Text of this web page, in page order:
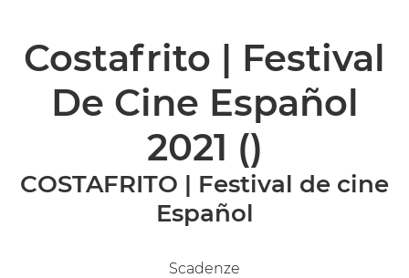
Costafrito | Festival
De Cine Español
2021 ()
COSTAFRITO | Festival de cine
Español
Scadenze